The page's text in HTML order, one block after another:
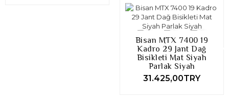
Bisan MTX 7400 19
Kadro 29 Jant Dağ
Bisikleti Mat Siyah
Parlak Siyah
31.425,00TRY